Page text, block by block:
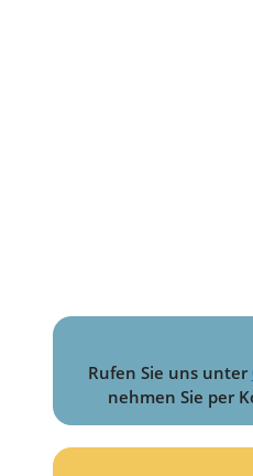
Rufen Sie uns unter
nehmen Sie per